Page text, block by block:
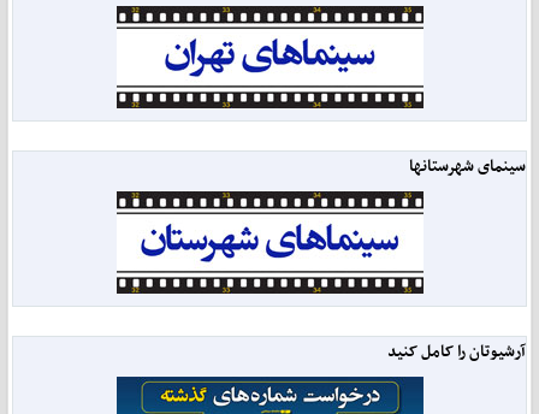
سینمای شهرستانها
آرشیوتان را کامل کنید